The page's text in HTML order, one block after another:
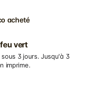
acheté
vert
3 jours. Jusqu'à 3
imprime.